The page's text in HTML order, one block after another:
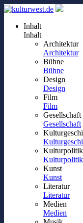
Inhalt
Inhalt
Architektur
Architektur
Bühne
Bühne
Design
Design
Film
Film
Gesellschaft
Gesellschaft
Kulturpolitik
Kulturpolitik
Kunst
Kunst
Literatur
Literatur
Medien
Medien